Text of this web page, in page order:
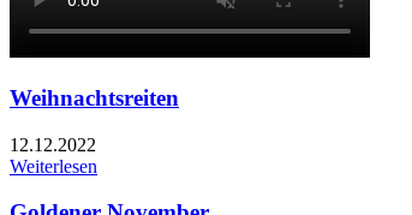
Weihnachtsreiten
12.12.2022
Weiterlesen